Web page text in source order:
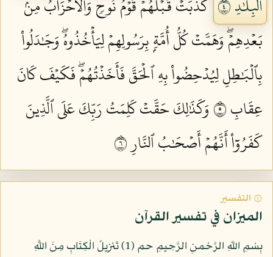
ٱلۡبِلَٰدِ ٤
كَذَّبَتۡ قَبۡلَهُمۡ قَوۡمُ نُوحٖ وَٱلۡأَحۡزَابُ مِنۢ
بَعۡدِهِمۡۖ وَهَمَّتۡ كُلُّ أُمَّةِۭ بِرَسُولِهِمۡ لِيَأۡخُذُوهُۖ وَجَٰدَلُواْ
بِٱلۡبَٰطِلِ لِيُدۡحِضُواْ بِهِ ٱلۡحَقَّ فَأَخَذۡتُهُمۡۖ فَكَيۡفَ كَانَ
عِقَابِ ٥
وَكَذَٰلِكَ حَقَّتۡ كَلِمَتُ رَبِّكَ عَلَى ٱلَّذِينَ
كَفَرُوٓاْ أَنَّهُمۡ أَصۡحَٰبُ ٱلنَّارِ ٦
۞ التفسير
الميزان في تفسير القرآن
بِسْمِ اللّهِ الرَّحْمنِ الرَّحِيمِ حم (1) تَنزِيلُ الْكِتَابِ مِنَ اللَّهِ